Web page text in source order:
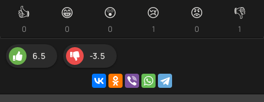
👍
0
😁
0
😲
0
😢
1
😡
0
👎
1
6.5 -3.5